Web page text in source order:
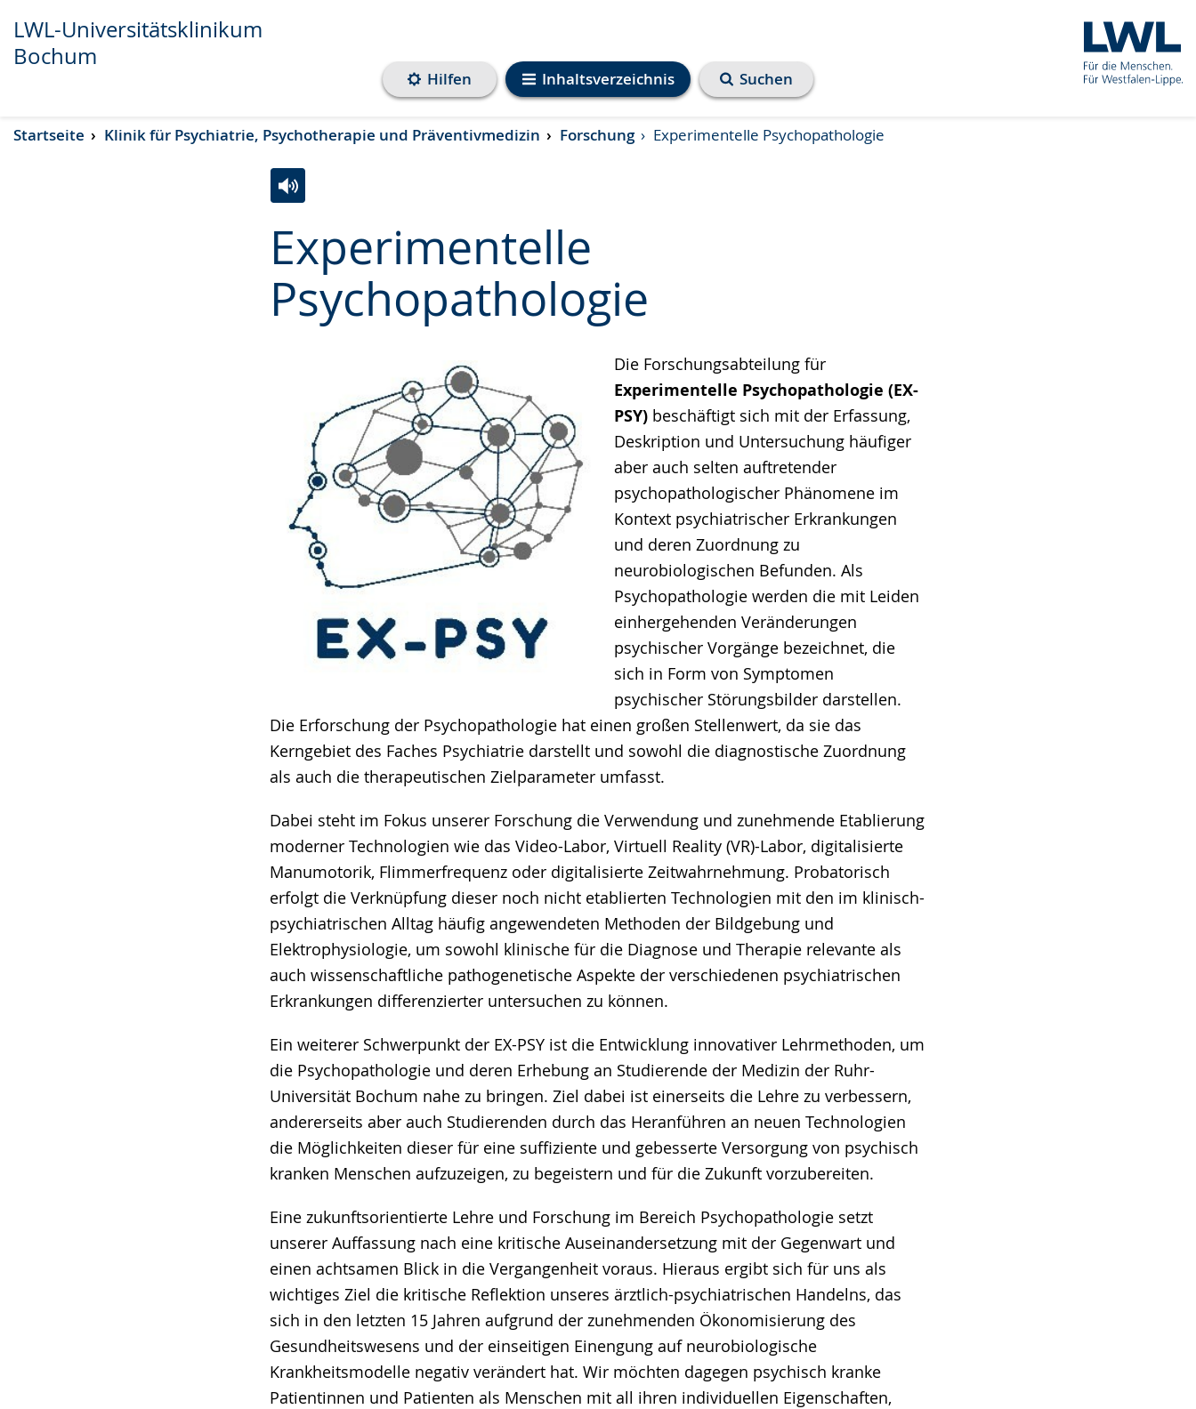
Transkript anzeigen
Abspielen
Pausieren
LWL-Universitätsklinikum
Bochum
Inhaltsverzeichnis
Hilfen Suchen
Startseite Klinik für Psychiatrie, Psychotherapie und Präventivmedizin Forschung Experimentelle Psychopathologie
Experimentelle
Psychopathologie
Die Forschungsabteilung für
Experimentelle Psychopathologie (EX-
PSY) beschäftigt sich mit der Erfassung,
Deskription und Untersuchung häufiger
aber auch selten auftretender
psychopathologischer Phänomene im
Kontext psychiatrischer Erkrankungen
und deren Zuordnung zu
neurobiologischen Befunden. Als
Psychopathologie werden die mit Leiden
einhergehenden Veränderungen
psychischer Vorgänge bezeichnet, die
sich in Form von Symptomen
psychischer Störungsbilder darstellen.
Die Erforschung der Psychopathologie hat einen großen Stellenwert, da sie das
Kerngebiet des Faches Psychiatrie darstellt und sowohl die diagnostische Zuordnung
als auch die therapeutischen Zielparameter umfasst.
Dabei steht im Fokus unserer Forschung die Verwendung und zunehmende Etablierung
moderner Technologien wie das Video-Labor, Virtuell Reality (VR)-Labor, digitalisierte
Manumotorik, Flimmerfrequenz oder digitalisierte Zeitwahrnehmung. Probatorisch
erfolgt die Verknüpfung dieser noch nicht etablierten Technologien mit den im klinisch-
psychiatrischen Alltag häufig angewendeten Methoden der Bildgebung und
Elektrophysiologie, um sowohl klinische für die Diagnose und Therapie relevante als
auch wissenschaftliche pathogenetische Aspekte der verschiedenen psychiatrischen
Erkrankungen differenzierter untersuchen zu können.
Ein weiterer Schwerpunkt der EX-PSY ist die Entwicklung innovativer Lehrmethoden, um
die Psychopathologie und deren Erhebung an Studierende der Medizin der Ruhr-
Universität Bochum nahe zu bringen. Ziel dabei ist einerseits die Lehre zu verbessern,
andererseits aber auch Studierenden durch das Heranführen an neuen Technologien
die Möglichkeiten dieser für eine suffiziente und gebesserte Versorgung von psychisch
kranken Menschen aufzuzeigen, zu begeistern und für die Zukunft vorzubereiten.
Eine zukunftsorientierte Lehre und Forschung im Bereich Psychopathologie setzt
unserer Auffassung nach eine kritische Auseinandersetzung mit der Gegenwart und
einen achtsamen Blick in die Vergangenheit voraus. Hieraus ergibt sich für uns als
wichtiges Ziel die kritische Reflektion unseres ärztlich-psychiatrischen Handelns, das
sich in den letzten 15 Jahren aufgrund der zunehmenden Ökonomisierung des
Gesundheitswesens und der einseitigen Einengung auf neurobiologische
Krankheitsmodelle negativ verändert hat. Wir möchten dagegen psychisch kranke
Patientinnen und Patienten als Menschen mit all ihren individuellen Eigenschaften,
Leichten
Sprache
wechseln.
Audio-
Unterstützung.
Video
in
Deutscher
Gebärdensprache